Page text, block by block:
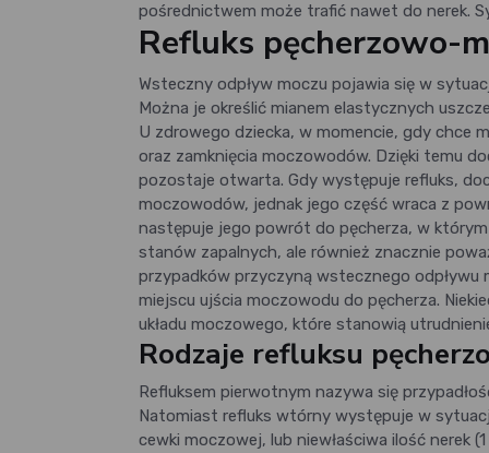
pośrednictwem może trafić nawet do nerek.
Refluks pęcherzowo-
Wsteczny odpływ moczu pojawia się w
Można je określić mianem elastycznych
U zdrowego dziecka, w momencie, gdy chce
oraz zamknięcia moczowodów. Dzięki temu
pozostaje otwarta. Gdy występuje refluks,
moczowodów, jednak jego część wraca z
następuje jego powrót do pęcherza, w
stanów zapalnych, ale również znacznie
przypadków przyczyną wstecznego
miejscu ujścia moczowodu do pęcherza.
układu moczowego, które stanowią
Rodzaje refluksu
Refluksem pierwotnym nazywa się
Natomiast refluks wtórny występuje w
cewki moczowej, lub niewłaściwa ilość nerek